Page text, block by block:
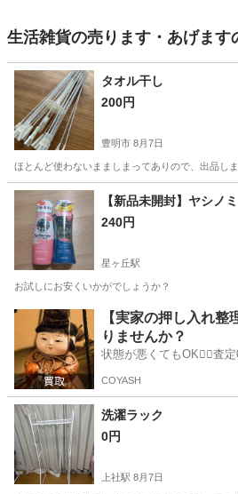
生活雑貨の売ります・あげます
タオル干し
200円
豊明市 8月7日
ほとんど使わないまましまってありので、出品しま
愛知 豊明市 洗濯用品 タオル
【新品未開封】ヤシノ
240円
星ヶ丘駅
お試しにお安くいかがでしょうか？
愛知 名古屋市 星ヶ丘駅 洗濯用品
【実家の押し入れ
りませんか？
状態が悪くてもOK🙆‍♀️査
COYASH
洗濯ラック
0円
上社駅 8月7日